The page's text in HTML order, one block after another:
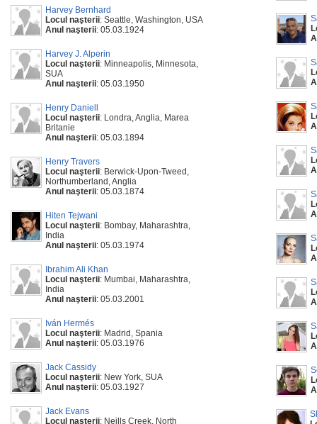
Harvey Bernhard
Locul naşterii: Seattle, Washington, USA
Anul naşterii: 05.03.1924
Harvey J. Alperin
Locul naşterii: Minneapolis, Minnesota,
SUA
Anul naşterii: 05.03.1950
Henry Daniell
Locul naşterii: Londra, Anglia, Marea
Britanie
Anul naşterii: 05.03.1894
Henry Travers
Locul naşterii: Berwick-Upon-Tweed,
Northumberland, Anglia
Anul naşterii: 05.03.1874
Hiten Tejwani
Locul naşterii: Bombay, Maharashtra,
India
Anul naşterii: 05.03.1974
Ibrahim Ali Khan
Locul naşterii: Mumbai, Maharashtra,
India
Anul naşterii: 05.03.2001
Iván Hermés
Locul naşterii: Madrid, Spania
Anul naşterii: 05.03.1976
Jack Cassidy
Locul naşterii: New York, SUA
Anul naşterii: 05.03.1927
Jack Evans
Locul naşterii: Neills Creek, North